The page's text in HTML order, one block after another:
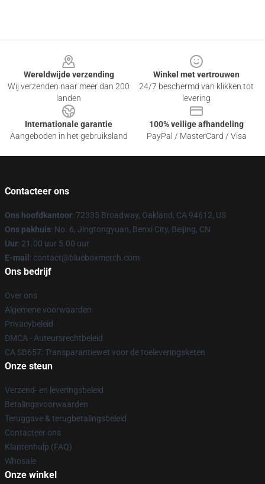
Wereldwijde verzending
Wij verzenden naar meer dan 200
landen
Winkel met vertrouwen
24/7 beschermd van klikken tot
levering
Internationale garantie
Aangeboden in het gebruiksland
100% veilige afhandeling
PayPal / MasterCard / Visa
Contacteer ons
Ons hoofdkantoor: 72335 Broadway, Oakland, CA 94612, US
Ons pakhuis: No. 6, Jingtongyuan, Benxi City, Beijing, CN
Uur: 21.00 uur 5.00 uur
E-mail : contact@blueboxmerch.com
Ons bedrijf
Over ons
Algemene voorwaarden
Privacybeleid
DMCA - Auteursrechtbeleid
CA SB657: Transparantiewet voor de toeleveringsketen
Onze steun
Verzend- en leveringsbeleid
Betalingsvoorwaarden
Teruggave & terugbetalingsbeleid
Contacteer ons
Klantenhulp (FAQ)
Whosale
Onze winkel